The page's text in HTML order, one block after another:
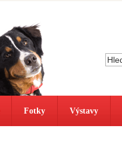
Fotky Výstavy